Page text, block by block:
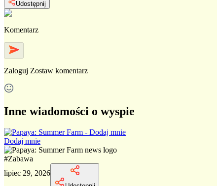
Udostępnij
Komentarz
Zaloguj Zostaw komentarz
Inne wiadomości o wyspie
Dodaj mnie
#Zabawa
lipiec 29, 2026